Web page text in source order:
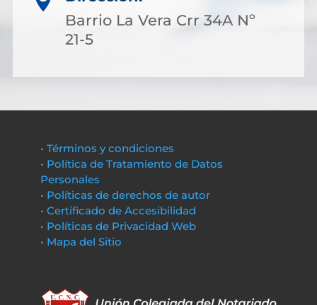
Barrio La Vera Crr 34A Nº
21-5
• Términos y condiciones
• Política de Tratamiento de Datos
Personales
• Políticas de derechos de autor
• Certificado de Accesibilidad
• Políticas de Privacidad Web
• Mapa del Sitio